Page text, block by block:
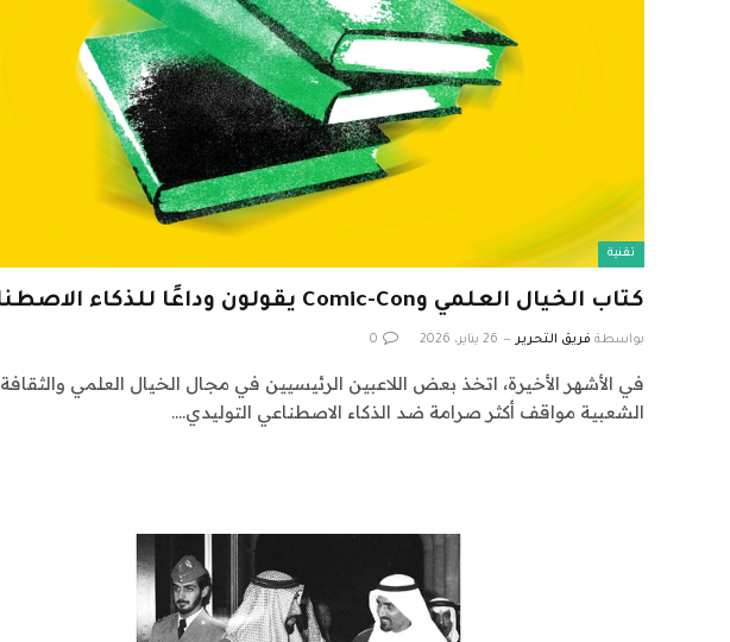
تقنية
كتاب الخيال العلمي وComic-Con يقولون وداعًا للذكاء الاصطناعي
بواسطة فريق التحرير 26 يناير، 2026 0
في الأشهر الأخيرة، اتخذ بعض اللاعبين الرئيسيين في مجال الخيال العلمي والثقافة
الشعبية مواقف أكثر صرامة ضد الذكاء الاصطناعي التوليدي.…